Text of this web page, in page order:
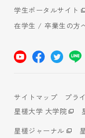
学生ポータルサイト
在学生 / 卒業生の方
サイトマップ
プラ
星槎大学 大学院
星槎ジャーナル